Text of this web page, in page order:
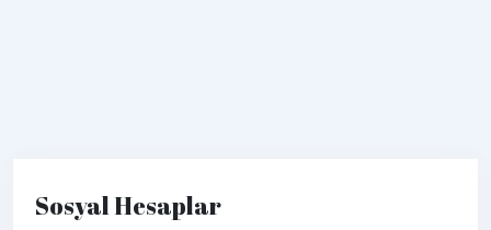
Sosyal Hesaplar